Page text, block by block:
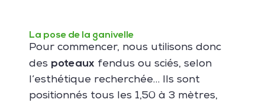
La pose de la ganivelle
Pour commencer, nous utilisons donc
des poteaux fendus ou sciés, selon
l’esthétique recherchée… Ils sont
positionnés tous les 1,50 à 3 mètres,